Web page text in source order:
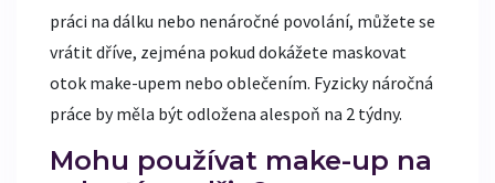
práci na dálku nebo nenáročné povolání, můžete se
vrátit dříve, zejména pokud dokážete maskovat
otok make-upem nebo oblečením. Fyzicky náročná
práce by měla být odložena alespoň na 2 týdny.
Mohu používat make-up na